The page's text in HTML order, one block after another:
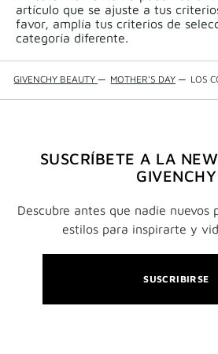
€ DE COMPRA.
artículo que se ajuste a tus
favor, amplía tus criterios de
categoría diferente.
GIVENCHY BEAUTY — MOTHER'S DAY — LOS
SUSCRÍBETE A LA
GIVENCHY
Descubre antes que nadie nuevos
estilos para inspirarte y
SUSCRIBIRSE